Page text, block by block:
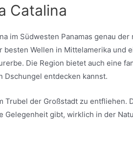
Catalina
im Südwesten Panamas genau
Wellen in Mittelamerika und
Die Region bietet auch eine
Dschungel entdecken kannst.
der Großstadt zu entfliehen.
Gelegenheit gibt, wirklich in der